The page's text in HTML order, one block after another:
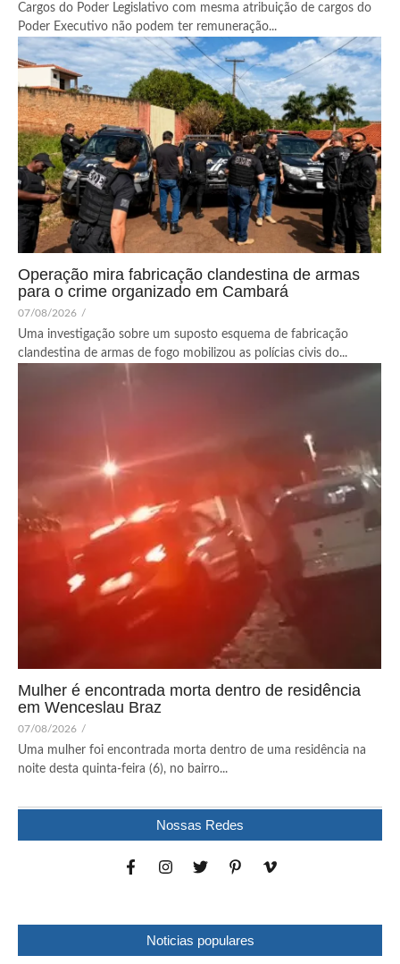
Cargos do Poder Legislativo com mesma atribuição de cargos do
Poder Executivo não podem ter remuneração...
Operação mira fabricação clandestina de armas
para o crime organizado em Cambará
07/08/2026 /
Uma investigação sobre um suposto esquema de fabricação
clandestina de armas de fogo mobilizou as polícias civis do...
Mulher é encontrada morta dentro de residência
em Wenceslau Braz
07/08/2026 /
Uma mulher foi encontrada morta dentro de uma residência na
noite desta quinta-feira (6), no bairro...
Nossas Redes
Noticias populares